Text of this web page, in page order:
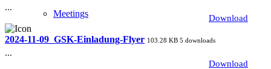
Meetings
...
Download
2024-11-09_GSK-Einladung-Flyer 103.28 KB 5 downloads
...
Download